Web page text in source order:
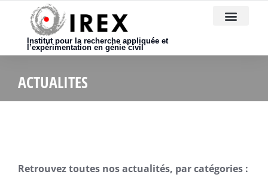
Institut pour la recherche appliquée et
l’expérimentation en génie civil
ACTUALITES
Retrouvez toutes nos actualités, par catégories :